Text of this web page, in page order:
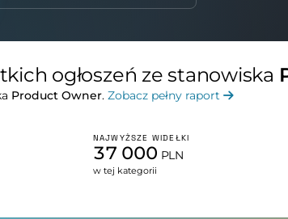
ogłoszeń ze stanowiska
Product Owner. Zobacz pełny raport
NAJWYŻSZE WIDEŁKI
37 000 PLN
w tej kategorii